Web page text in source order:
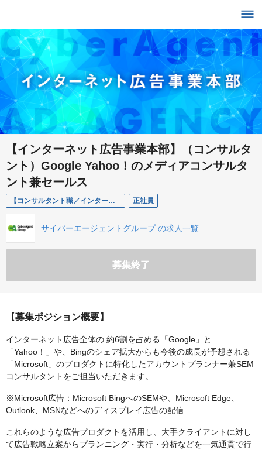
【インターネット広告事業本部】（コンサルタ
ント）Google Yahoo！のメディアコンサルタ
ント兼セールス
【コンサルタント職／インターネット広告事業本部／第2本部】Google Yahoo！のメディアコンサルタント兼セールス（東京勤務） 正社員
サイバーエージェントグループ の求人一覧
募集終了
【募集ポジション概要】
インターネット広告全体の 約6割を占める「Google」と
「Yahoo！」や、Bingのシェア拡大からも今後の成長が予想される
「Microsoft」のプロダクトに特化したアカウントプランナー兼SEM
コンサルタントをご担当いただきます。
※Microsoft広告：Microsoft BingへのSEMや、Microsoft Edge、
Outlook、MSNなどへのディスプレイ広告の配信
これらのような広告プロダクトを活用し、大手クライアントに対し
て広告戦略立案からプランニング・実行・分析などを一気通貫で行